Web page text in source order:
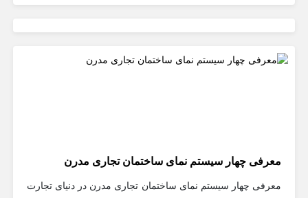
معرفی چهار سیستم نمای ساختمان تجاری مدرن
معرفی چهار سیستم نمای ساختمان تجاری مدرن در دنیای تجارت